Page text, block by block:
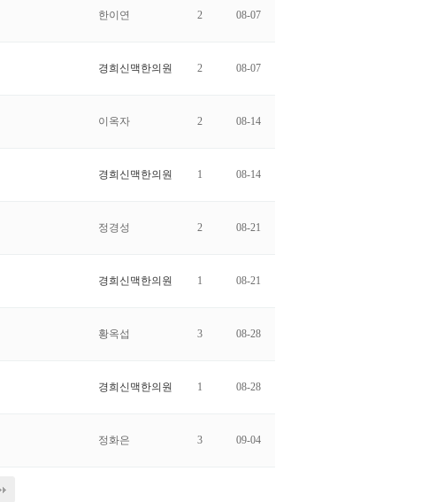
한이연 2 08-07
경희신맥한의원 2 08-07
이옥자 2 08-14
경희신맥한의원 1 08-14
정경성 2 08-21
경희신맥한의원 1 08-21
황옥섭 3 08-28
경희신맥한의원 1 08-28
정화은 3 09-04